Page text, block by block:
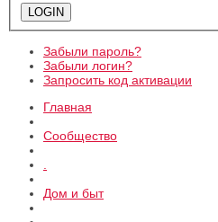
Забыли пароль?
Забыли логин?
Запросить код активации
Главная
Сообщество
Дом и быт